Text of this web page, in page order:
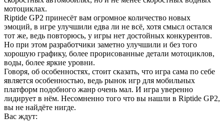
мотоциклах.
Riptide GP2 принесёт вам огромное количество новых
эмоций, в игре улучшили едва ли не всё, хотя смысл остался
тот же, ведь повторюсь, у игры нет достойных конкурентов.
Но при этом разработчики заметно улучшили и без того
хорошую графику, более прорисованные детали мотоциклов,
воды, более яркие уровни.
Говоря, об особенностях, стоит сказать, что игра сама по себе
является особенностью, ведь рынок игр для мобильных
платформ подобного жанр очень мал. И игра уверенно
лидирует в нём. Несомненно того что вы нашли в Riptide GP2,
вы не найдёте нигде.
Вас ждут: